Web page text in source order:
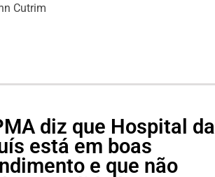
Cutrim
diz que Hospital da
está em boas
e que não